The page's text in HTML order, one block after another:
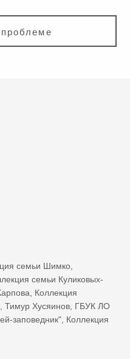
семьи Шимко
семьи Куликовых-
Коллекция
Тимур Хусяинов ГБУК ЛО
заповедник" Коллекция